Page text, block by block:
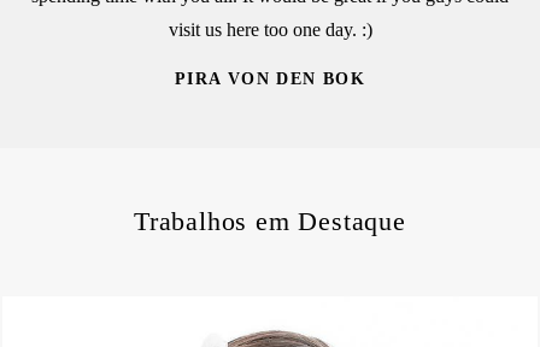
visit us here too one day. :)
PIRA VON DEN BOK
Trabalhos em Destaque